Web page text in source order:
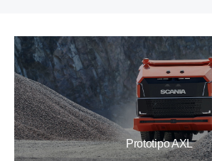
Prototipo AXL